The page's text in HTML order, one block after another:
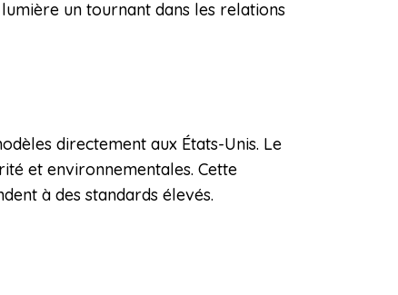
un tournant dans les relations
directement aux États-Unis. Le
et environnementales. Cette
à des standards élevés.